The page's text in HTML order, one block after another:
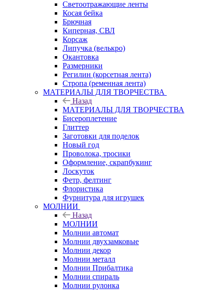
Светоотражающие ленты
Косая бейка
Брючная
Киперная, СВЛ
Корсаж
Липучка (велькро)
Окантовка
Размерники
Регилин (корсетная лента)
Стропа (ременная лента)
МАТЕРИАЛЫ ДЛЯ ТВОРЧЕСТВА
Назад
МАТЕРИАЛЫ ДЛЯ ТВОРЧЕСТВА
Бисероплетение
Глиттер
Заготовки для поделок
Новый год
Проволока, тросики
Оформление, скрапбукинг
Лоскуток
Фетр, фелтинг
Флористика
Фурнитура для игрушек
МОЛНИИ
Назад
МОЛНИИ
Молнии автомат
Молнии двухзамковые
Молнии декор
Молнии металл
Молнии Прибалтика
Молнии спираль
Молнии рулонка